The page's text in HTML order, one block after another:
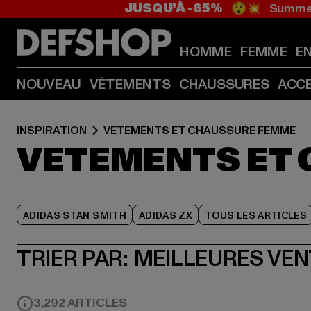
JUSQU’À -65% 😲💥
HOMME FEMME
NOUVEAU VÊTEMENTS CHAUSSURES
INSPIRATION VETEMENTS ET CHAUSSURE FEMME
VETEMENTS ET
ADIDAS STAN SMITH ADIDAS ZX TOUS LES ARTICLES
TRIER PAR: MEILLEURES
3,292 ARTICLES